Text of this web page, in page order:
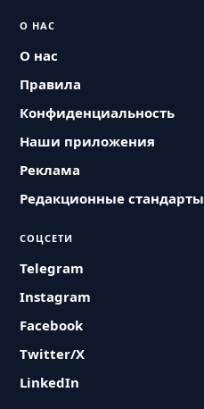
О НАС
О нас
Правила
Конфиденциальность
Наши приложения
Реклама
Редакционные стандарты
СОЦСЕТИ
Telegram
Instagram
Facebook
Twitter/X
LinkedIn